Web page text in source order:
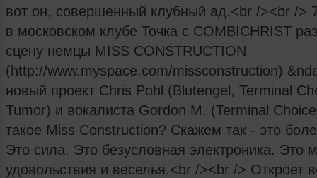
вот он, совершенный клубный ад.<br /><br />
в московском клубе Точка с COMBICHRIST
сцену немцы MISS CONSTRUCTION
(http://www.myspace.com/missconstruction)
новый проект Chris Pohl (Blutengel, Terminal
Tumor) и вокалиста Gordon M. (Terminal
такое Miss Construction? Скажем так - это
Это сила. Это безусловная электроника. Это
удовольствия и веселья.<br /><br /> Откроет